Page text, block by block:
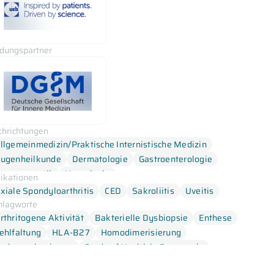
Praktische Internistische Medizin
Dermatologie
Gastroenterologie
Neurologie
und Unfallchirurgie
Rheumatologie
Spondyloarthritis
CED Sakroliitis
Uveitis
Aktivität
Bakterielle Dysbiopsie
Enthese
HLA-B27
Homodimerisierung
Study of Health in Pomerania